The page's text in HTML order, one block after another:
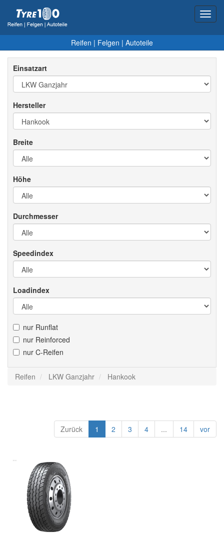
Reifen | Felgen | Autoteile
Einsatzart
Hersteller
Breite
Höhe
Durchmesser
Speedindex
Loadindex
nur Runflat
nur Reinforced
nur C-Reifen
Reifen LKW Ganzjahr Hankook
Zurück 1 2 3 4 ... 14 vor